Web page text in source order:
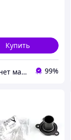
Купить
Интернет магазин АвтоМир 99%